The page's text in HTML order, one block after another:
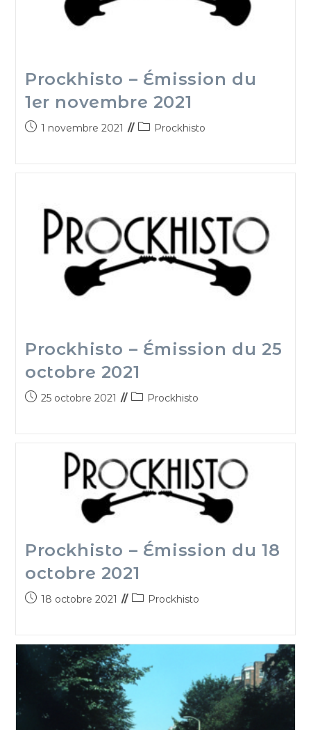
Prockhisto – Émission du
1er novembre 2021
1 novembre 2021 Prockhisto
Prockhisto – Émission du 25
octobre 2021
25 octobre 2021 Prockhisto
Prockhisto – Émission du 18
octobre 2021
18 octobre 2021 Prockhisto